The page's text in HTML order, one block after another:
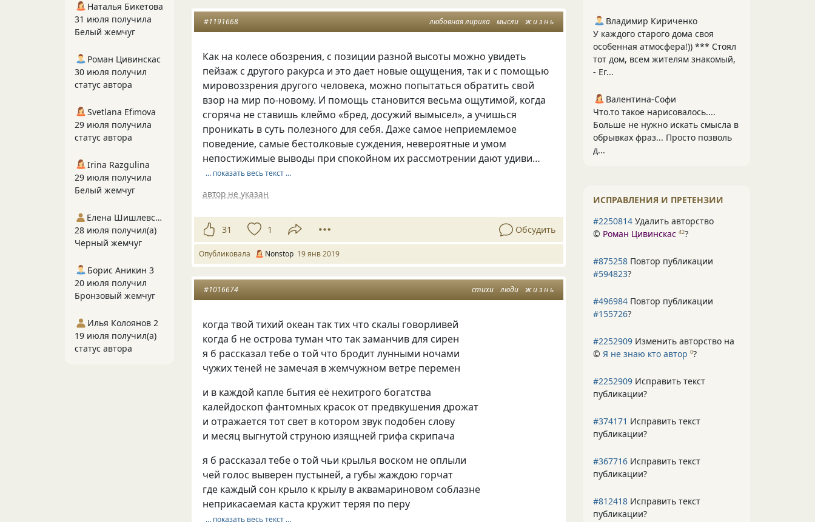
любовная лирика мысли ж и з н ь
#1191668
Как на колесе обозрения, с позиции разной высоты можно увидеть
пейзаж с другого ракурса и это дает новые ощущения, так и с помощью
мировоззрения другого человека, можно попытаться обратить свой
взор на мир по-новому. И помощь становится весьма ощутимой, когда
сгоряча не ставишь клеймо «бред, досужий вымысел», а учишься
проникать в суть полезного для себя. Даже самое неприемлемое
поведение, самые бестолковые суждения, невероятные и умом
непостижимые выводы при спокойном их рассмотрении дают удиви…
… показать весь текст …
автор не указан
31 1 Обсудить
Опубликовала Nonstop 19 янв 2019
стихи люди ж и з н ь
#1016674
когда твой тихий океан так тих что скалы говорливей
когда б не острова туман что так заманчив для сирен
я б рассказал тебе о той что бродит лунными ночами
чужих теней не замечая в жемчужном ветре перемен
и в каждой капле бытия её нехитрого богатства
калейдоскоп фантомных красок от предвкушения дрожат
и отражается тот свет в котором звук подобен слову
и месяц выгнутой струною изящней грифа скрипача
я б рассказал тебе о той чьи крылья воском не оплыли
чей голос выверен пустыней, а губы жаждою горчат
где каждый сон крыло к крылу в аквамариновом соблазне
неприкасаемая каста кружит теряя по перу
… показать весь текст …
Владимир Кириченко
У каждого старого дома своя
особенная атмосфера!)) *** Стоял
тот дом, всем жителям знакомый,
- Ег...
Валентина-Софи
Что.то такое нарисовалось....
Больше не нужно искать смысла в
обрывках фраз... Просто позволь
д...
ИСПРАВЛЕНИЯ И ПРЕТЕНЗИИ
#2250814 Удалить авторство
© Роман Цивинскас 42?
#875258 Повтор публикации
#594823?
#496984 Повтор публикации
#155726?
#2252909 Изменить авторство на
© Я не знаю кто автор 0?
#2252909 Исправить текст
публикации?
#374171 Исправить текст
публикации?
#367716 Исправить текст
публикации?
#812418 Исправить текст
публикации?
Наталья Бикетова
31 июля получила
Белый жемчуг
Роман Цивинскас
30 июля получил
статус автора
Svetlana Efimova
29 июля получила
статус автора
Irina Razgulina
29 июля получила
Белый жемчуг
Елена Шишлевская
28 июля получил(а)
Черный жемчуг
Борис Аникин 3
20 июля получил
Бронзовый жемчуг
Илья Колоянов 2
19 июля получил(а)
статус автора